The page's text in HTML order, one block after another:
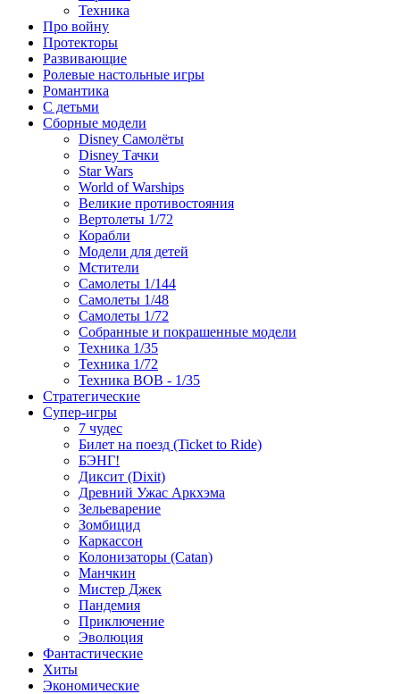
Техника
Про войну
Протекторы
Развивающие
Ролевые настольные игры
Романтика
С детьми
Сборные модели
Disney Самолёты
Disney Тачки
Star Wars
World of Warships
Великие противостояния
Вертолеты 1/72
Корабли
Модели для детей
Мстители
Самолеты 1/144
Самолеты 1/48
Самолеты 1/72
Собранные и покрашенные модели
Техника 1/35
Техника 1/72
Техника ВОВ - 1/35
Стратегические
Супер-игры
7 чудес
Билет на поезд (Ticket to Ride)
БЭНГ!
Диксит (Dixit)
Древний Ужас Аркхэма
Зельеварение
Зомбицид
Каркассон
Колонизаторы (Catan)
Манчкин
Мистер Джек
Пандемия
Приключение
Эволюция
Фантастические
Хиты
Экономические